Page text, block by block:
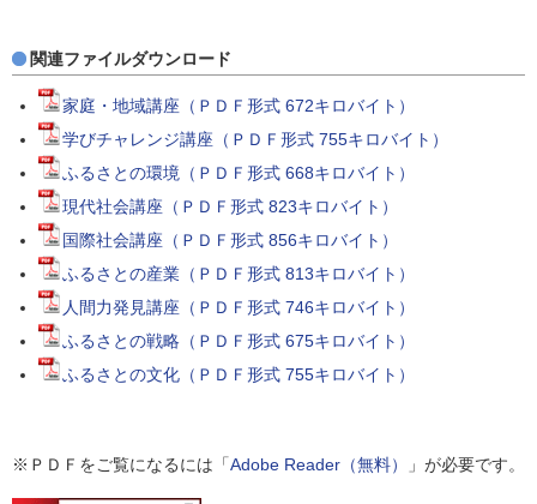
関連ファイルダウンロード
家庭・地域講座（ＰＤＦ形式 672キロバイト）
学びチャレンジ講座（ＰＤＦ形式 755キロバイト）
ふるさとの環境（ＰＤＦ形式 668キロバイト）
現代社会講座（ＰＤＦ形式 823キロバイト）
国際社会講座（ＰＤＦ形式 856キロバイト）
ふるさとの産業（ＰＤＦ形式 813キロバイト）
人間力発見講座（ＰＤＦ形式 746キロバイト）
ふるさとの戦略（ＰＤＦ形式 675キロバイト）
ふるさとの文化（ＰＤＦ形式 755キロバイト）
※ＰＤＦをご覧になるには「Adobe Reader（無料） 」が必要です。